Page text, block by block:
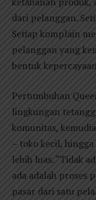
dari pelanggan.
Setiap komplain
pelanggan yang
bentuk
Pertumbuhan
lingkungan
komunitas,
– toko kecil,
lebih luas. “Tidak
ada adalah proses
pasar dari satu